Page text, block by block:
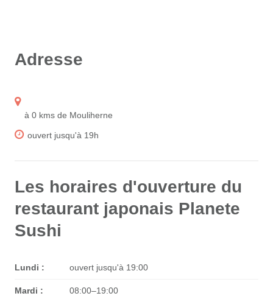
Adresse
à 0 kms de Mouliherne
ouvert jusqu'à 19h
Les horaires d'ouverture du
restaurant japonais Planete
Sushi
Lundi : ouvert jusqu'à 19:00
Mardi : 08:00–19:00